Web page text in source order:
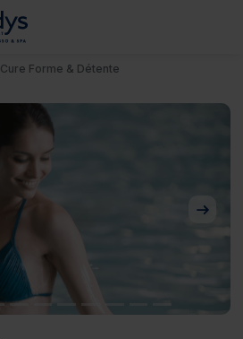
Cure Forme & Détente